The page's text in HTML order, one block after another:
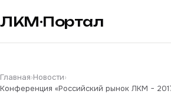
ЛКМ·Портал
Главная›Новости›
Конференция «Российский рынок ЛКМ −